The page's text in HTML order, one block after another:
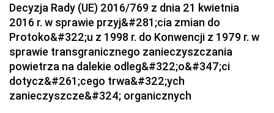
Decyzja Rady (UE) 2016/769 z dnia 21 kwietnia
2016 r. w sprawie przyj&#281;cia zmian do
Protoko&#322;u z 1998 r. do Konwencji z 1979 r. w
sprawie transgranicznego zanieczyszczania
powietrza na dalekie odleg&#322;o&#347;ci
dotycz&#261;cego trwa&#322;ych
zanieczyszcze&#324; organicznych